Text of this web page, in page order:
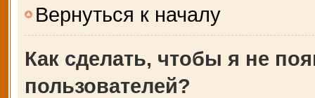
Вернуться к началу
Как сделать, чтобы я не
пользователей?